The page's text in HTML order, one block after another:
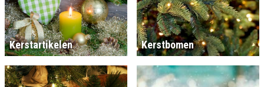
Kerstartikelen Kerstbomen